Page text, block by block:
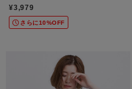
¥3,979
さらに10%OFF